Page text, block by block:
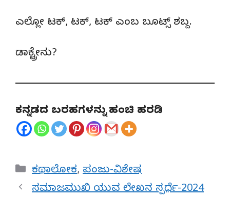
ಎಲ್ಲೋ ಟಕ್, ಟಕ್, ಟಕ್ ಎಂಬ ಬೂಟ್ಸ್ ಶಬ್ದ.
ಡಾಕ್ಟ್ರೇನು?
ಕನ್ನಡದ ಬರಹಗಳನ್ನು ಹಂಚಿ ಹರಡಿ
Categories
ಕಥಾಲೋಕ, ಪಂಜು-ವಿಶೇಷ
ಸಮಾಜಮುಖಿ ಯುವ ಲೇಖನ ಸ್ಪರ್ಧೆ-2024